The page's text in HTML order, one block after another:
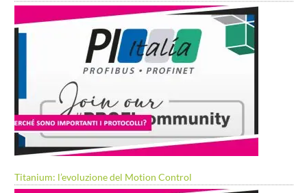
Titanium: l’evoluzione del Motion Control